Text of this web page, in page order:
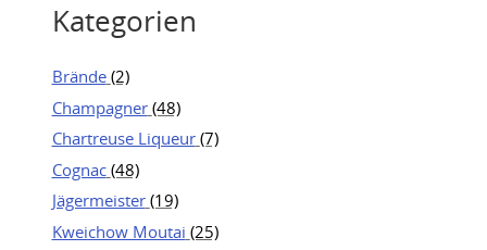
Kategorien
Brände (2)
Champagner (48)
Chartreuse Liqueur (7)
Cognac (48)
Jägermeister (19)
Kweichow Moutai (25)